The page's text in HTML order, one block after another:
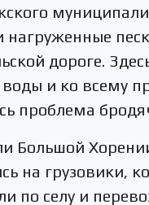
нагруженные
дороге.
воды и ко всему
проблема
Большой
на грузовики,
по селу и